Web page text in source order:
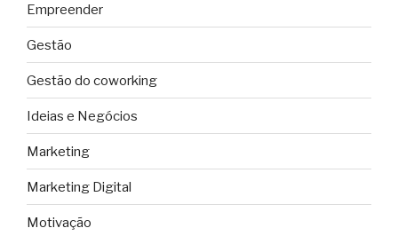
Empreender
Gestão
Gestão do coworking
Ideias e Negócios
Marketing
Marketing Digital
Motivação